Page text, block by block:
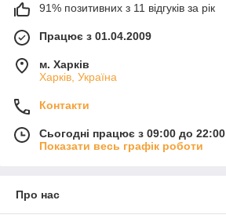
91% позитивних з 11 відгуків за рік
Працює з 01.04.2009
м. Харків
Харків, Україна
Контакти
Сьогодні працює з 09:00 до 22:00
Показати весь графік роботи
Про нас